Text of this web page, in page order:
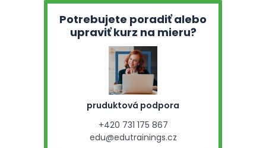
Potrebujete poradiť alebo
upraviť kurz na mieru?
pruduktová podpora
+420 731 175 867
edu@edutrainings.cz